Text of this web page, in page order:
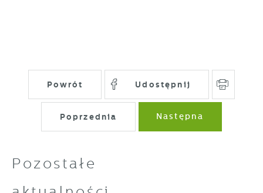
Powrót Udostępnij
Poprzednia Następna
Pozostałe